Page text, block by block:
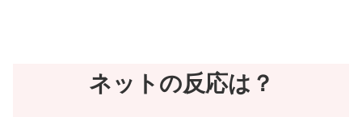
ネットの反応は？